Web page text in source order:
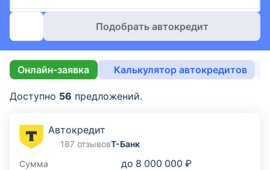
Подобрать автокредит
Онлайн-заявка Калькулятор автокредитов
Доступно 56 предложений.
Автокредит
187 отзывовТ-Банк
Сумма
до 8 000 000 ₽